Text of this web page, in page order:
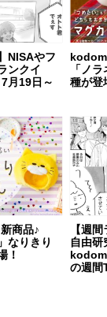
NISAやフ
ンクイ
月19日～
「ノ
種が登
商品♪
なりきり
！
【週
自由研
の週